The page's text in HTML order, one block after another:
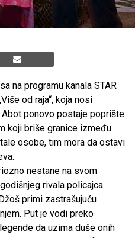
na programu kanala STAR
od raja“, koja nosi
ponovo postaje poprište
koji briše granice između
osobe, tim mora da ostavi
nestane na svom
rivala policajca
primi zastrašujuću
Put je vodi preko
da uzima duše onih